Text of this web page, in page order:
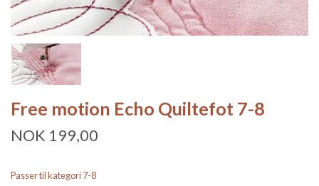
Free motion Echo Quiltefot 7-8
NOK 199,00
Passer til kategori 7-8